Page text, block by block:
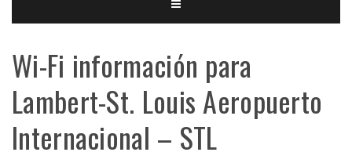
Wi-Fi información para
Lambert-St. Louis Aeropuerto
Internacional – STL